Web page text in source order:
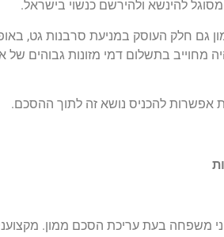
להינשא ולהירשם כנשוי בישראל.
גם חלק העוסק במניעת סרבנות גט,
מחוייב בתשלום דמי מזונות גבוהים של
אפשרות להכניס נושא זה לתוך ההסכם.
משפחה בעת עריכת הסכם ממון.